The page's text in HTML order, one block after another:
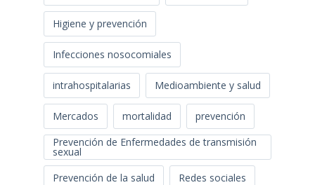
Higiene y prevención
Infecciones nosocomiales
intrahospitalarias Medioambiente y salud
Mercados mortalidad
prevención
Prevención de Enfermedades de transmisión
sexual
Prevención de la salud
Redes sociales